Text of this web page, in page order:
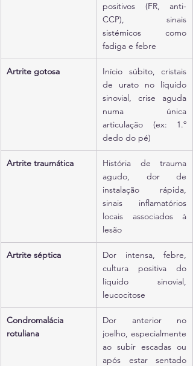
positivos (FR, anti-
CCP), sinais
sistémicos como
fadiga e febre
Artrite gotosa
Início súbito, cristais
de urato no líquido
sinovial, crise aguda
numa única
articulação (ex: 1.º
dedo do pé)
Artrite traumática
História de trauma
agudo, dor de
instalação rápida,
sinais inflamatórios
locais associados à
lesão
Artrite séptica
Dor intensa, febre,
cultura positiva do
líquido sinovial,
leucocitose
Condromalácia
rotuliana
Dor anterior no
joelho, especialmente
ao subir escadas ou
após estar sentado